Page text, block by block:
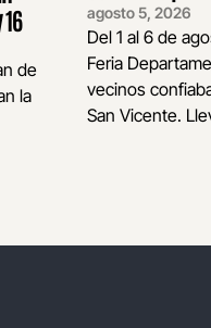
de
la
agosto 5, 2026
Del 1 al 6 de
Feria
vecinos
San Vicente.